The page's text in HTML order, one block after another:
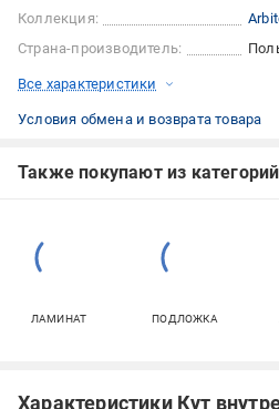
Коллекция:
Страна-производитель:
Все характеристики
Условия обмена и возврата товара
Также покупают из категорий
ЛАМИНАТ ПОДЛОЖКА
Характеристики Кут